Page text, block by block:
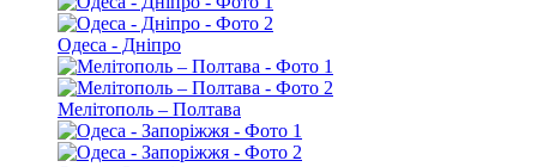
Одеса - Дніпро
Мелітополь – Полтава